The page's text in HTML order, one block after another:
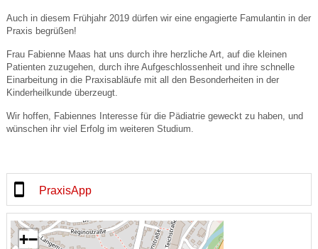
Auch in diesem Frühjahr 2019 dürfen wir eine engagierte Famulantin in der
Praxis begrüßen!
Frau Fabienne Maas hat uns durch ihre herzliche Art, auf die kleinen
Patienten zuzugehen, durch ihre Aufgeschlossenheit und ihre schnelle
Einarbeitung in die Praxisabläufe mit all den Besonderheiten in der
Kinderheilkunde überzeugt.
Wir hoffen, Fabiennes Interesse für die Pädiatrie geweckt zu haben, und
wünschen ihr viel Erfolg im weiteren Studium.
PraxisApp
+−